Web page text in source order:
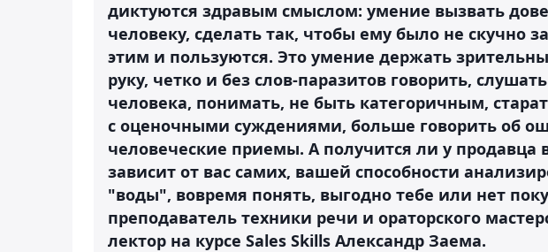
диктуются здравым смыслом: умение вызвать
человеку, сделать так, чтобы ему было не скучно
этим и пользуются. Это умение держать
руку, четко и без слов-паразитов говорить,
человека, понимать, не быть категоричным,
с оценочными суждениями, больше говорить об
человеческие приемы. А получится ли у продавца
зависит от вас самих, вашей способности
"воды", вовремя понять, выгодно тебе или нет
преподаватель техники речи и ораторского
лектор на курсе Sales Skills Александр Заема.